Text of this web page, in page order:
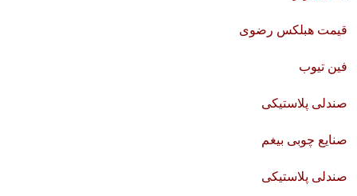
قیمت هبلکس رضوی
فین تیوب
صندلی پلاستیکی
صنایع چوبی بیغم
صندلی پلاستیکی